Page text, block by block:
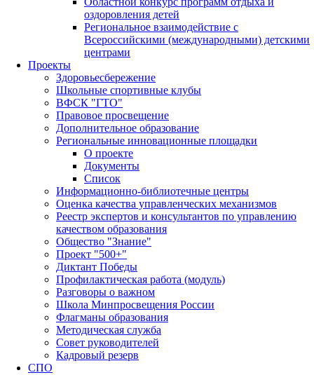
оздоровления детей
Региональное взаимодействие с
Всероссийскими (международными) детскими
центрами
Проекты
Здоровьесбережение
Школьные спортивные клубы
ВФСК "ГТО"
Правовое просвещение
Дополнительное образование
Региональные инновационные площадки
О проекте
Документы
Список
Информационно-библиотечные центры
Оценка качества управленческих механизмов
Реестр экспертов и консультантов по управлению
качеством образования
Общество "Знание"
Проект "500+"
Диктант Победы
Профилактическая работа (модуль)
Разговоры о важном
Школа Минпросвещения России
Флагманы образования
Методическая служба
Совет руководителей
Кадровый резерв
СПО